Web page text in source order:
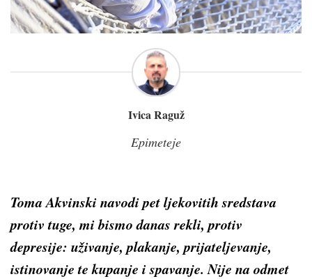
Ivica Raguž
Epimeteje
Toma Akvinski navodi pet ljekovitih sredstava
protiv tuge, mi bismo danas rekli, protiv
depresije: uživanje, plakanje, prijateljevanje,
istinovanje te kupanje i spavanje. Nije na odmet